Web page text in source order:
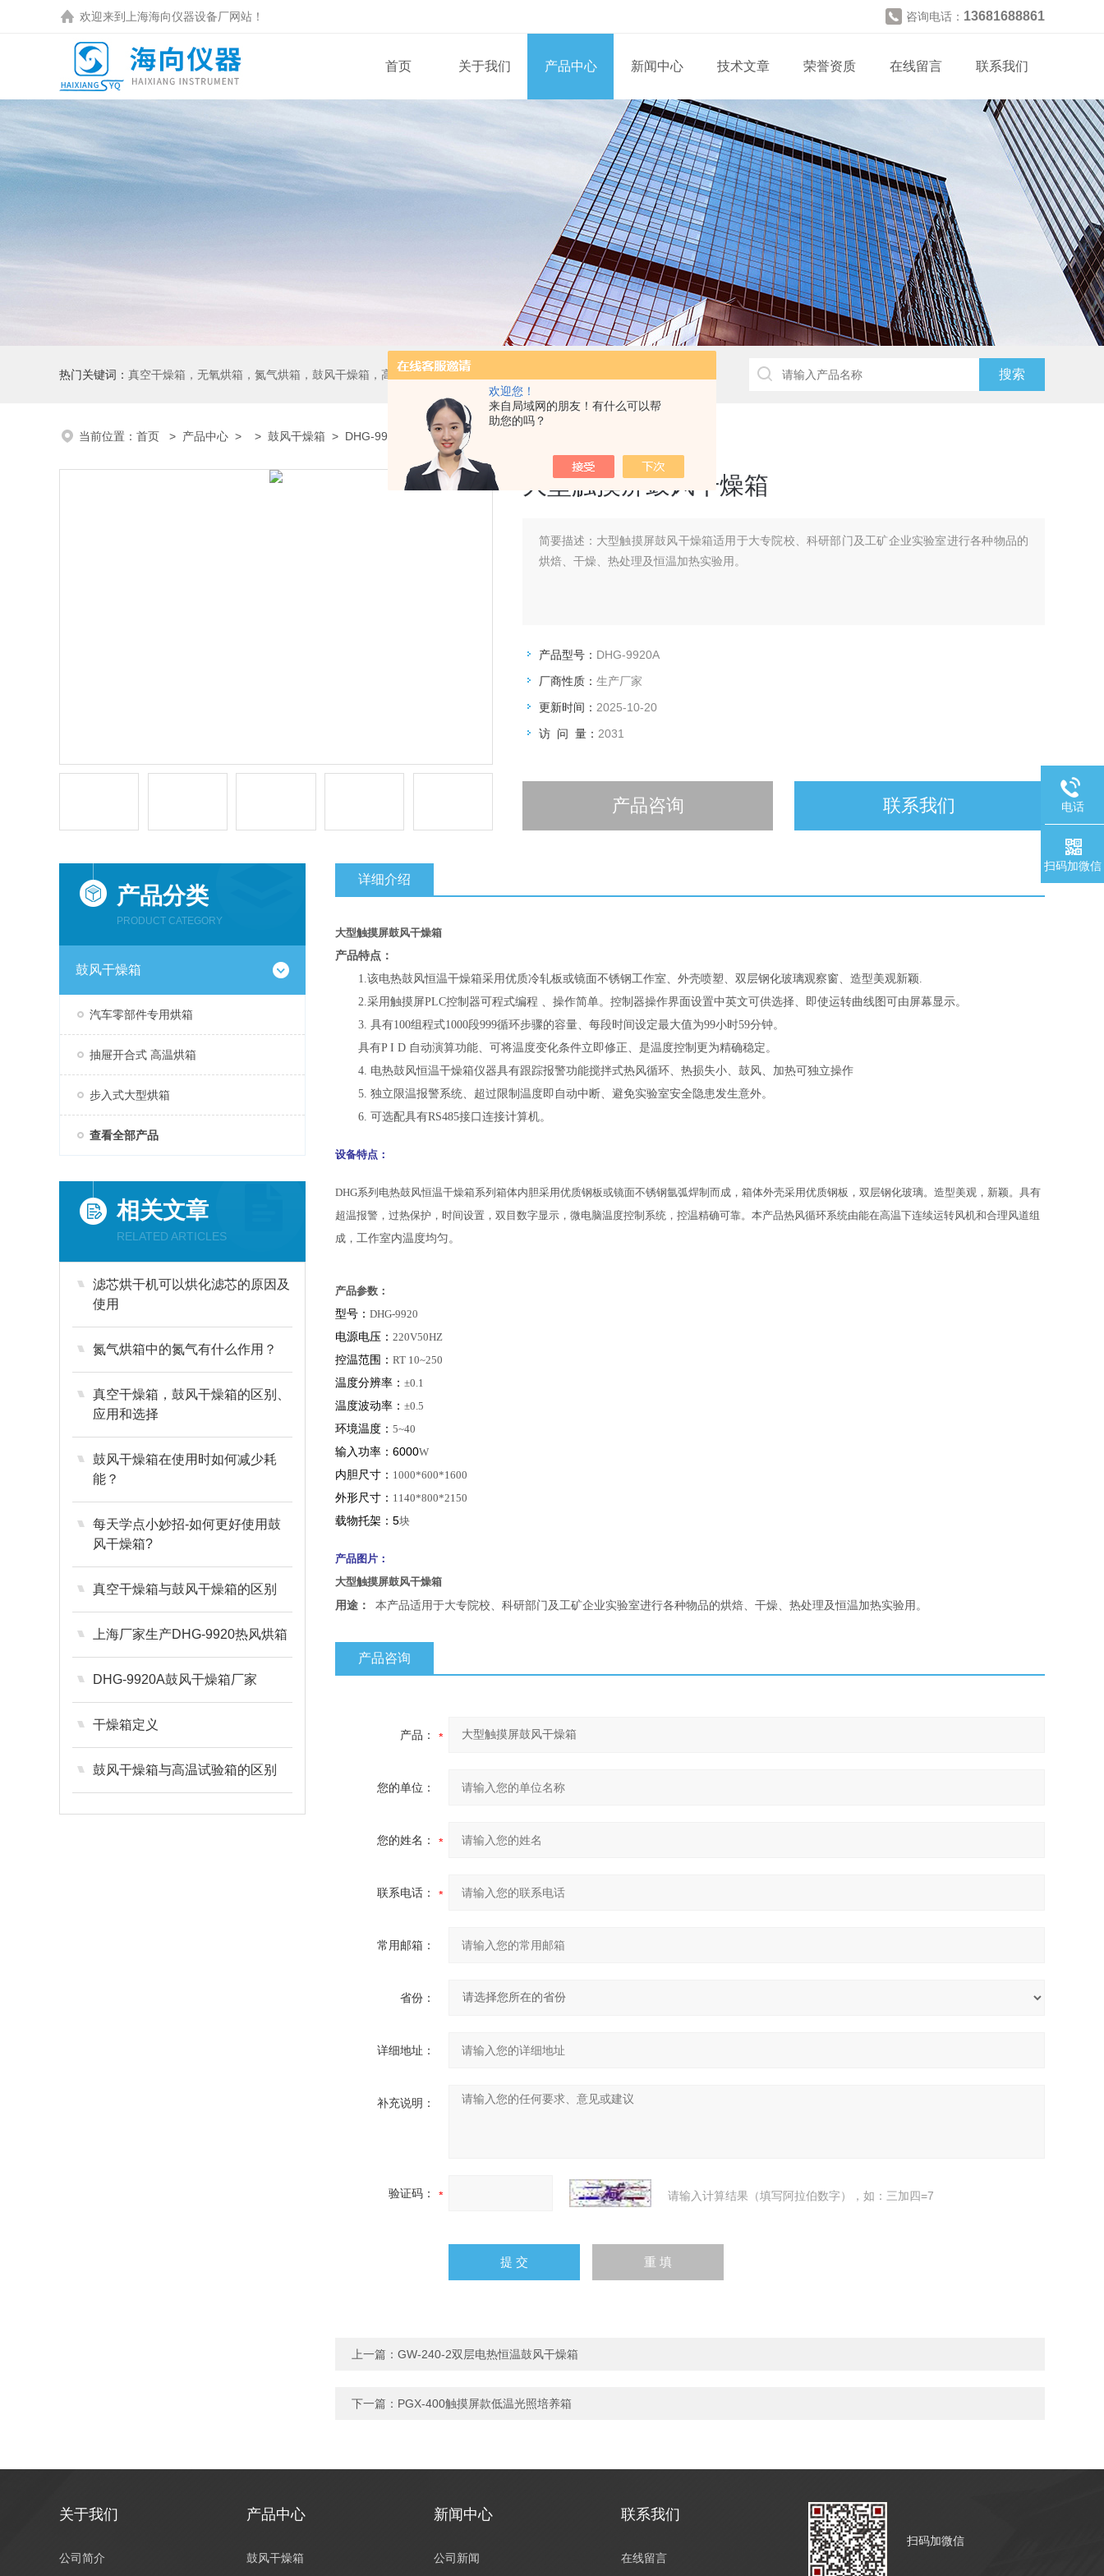
欢迎您！
来自局域网的朋友！有什么可以帮
助您的吗？
欢迎来到 上海海向仪器设备厂网站！ 咨询电话： 13681688861
首页 关于我们 产品中心 新闻中心 技术文章 荣誉资质 在线留言 联系我们
热门关键词： 真空干燥箱，无氧烘箱，氮气烘箱，鼓风干燥箱，高温烘箱，二氧化碳培养箱、生化培养箱、三气培养箱、恒温恒湿箱、高低温试验箱
当前位置： 首页 > 产品中心 > > 鼓风干燥箱 > DHG-9920A大型触摸屏鼓风干燥箱
大型触摸屏鼓风干燥箱
简要描述： 大型触摸屏鼓风干燥箱适用于大专院校、科研部门及工矿企业实验室进行各种物品的
烘焙、干燥、热处理及恒温加热实验用。
产品型号： DHG-9920A
厂商性质： 生产厂家
更新时间： 2025-10-20
访 问 量： 2031
产品咨询 联系我们
产品分类
PRODUCT CATEGORY
鼓风干燥箱
汽车零部件专用烘箱
抽屉开合式 高温烘箱
步入式大型烘箱
查看全部产品
相关文章
RELATED ARTICLES
滤芯烘干机可以烘化滤芯的原因及
使用
氮气烘箱中的氮气有什么作用？
真空干燥箱，鼓风干燥箱的区别、
应用和选择
鼓风干燥箱在使用时如何减少耗
能？
每天学点小妙招-如何更好使用鼓
风干燥箱?
真空干燥箱与鼓风干燥箱的区别
上海厂家生产DHG-9920热风烘箱
DHG-9920A鼓风干燥箱厂家
干燥箱定义
鼓风干燥箱与高温试验箱的区别
详细介绍
大型触摸屏鼓风干燥箱
产品特点：
1.该电热鼓风恒温干燥箱采用优质冷轧板或镜面不锈钢工作室、外壳喷塑、双层钢化玻璃观察窗、造型美观新颖.
2.采用触摸屏PLC控制器可程式编程 、操作简单。控制器操作界面设置中英文可供选择、即使运转曲线图可由屏幕显示。
3. 具有100组程式1000段999循环步骤的容量、每段时间设定最大值为99小时59分钟。
具有P I D 自动演算功能、可将温度变化条件立即修正、是温度控制更为精确稳定。
4. 电热鼓风恒温干燥箱仪器具有跟踪报警功能搅拌式热风循环、热损失小、鼓风、加热可独立操作
5. 独立限温报警系统、超过限制温度即自动中断、避免实验室安全隐患发生意外。
6. 可选配具有RS485接口连接计算机。
设备特点：
DHG系列电热鼓风恒温干燥箱系列箱体内胆采用优质钢板或镜面不锈钢氩弧焊制而成，箱体外壳采用优质钢板，双层钢化玻璃。造型美观，新颖。具有
超温报警，过热保护，时间设置，双目数字显示，微电脑温度控制系统，控温精确可靠。本产品热风循环系统由能在高温下连续运转风机和合理风道组
成， 工作室内温度均匀。
产品参数：
型号： DHG-9920
电源电压： 220V50HZ
控温范围： RT 10~250
温度分辨率： ±0.1
温度波动率： ±0.5
环境温度： 5~40
输入功率：6000W
内胆尺寸： 1000*600*1600
外形尺寸： 1140*800*2150
载物托架：5块
产品图片：
大型触摸屏鼓风干燥箱
用途 ： 本产品适用于大专院校、科研部门及工矿企业实验室进行各种物品的烘焙、干燥、热处理及恒温加热实验用。
产品咨询
产品：
您的单位：
您的姓名：
联系电话：
常用邮箱：
省份：
详细地址：
补充说明：
验证码： 请输入计算结果（填写阿拉伯数字），如：三加四=7
上一篇： GW-240-2双层电热恒温鼓风干燥箱
下一篇： PGX-400触摸屏款低温光照培养箱
关于我们
公司简介
产品中心
鼓风干燥箱
新闻中心
公司新闻
联系我们
在线留言
扫码加微信
电话
扫码加微信